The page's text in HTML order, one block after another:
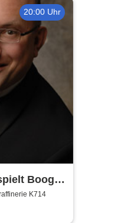
20:00 Uhr
Boogie
K714